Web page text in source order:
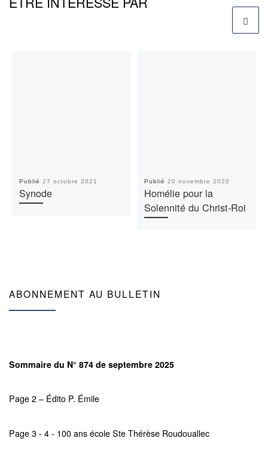
Publié 27 octobre 2021
Synode
Publié 20 novembre 2020
Homélie pour la
Solennité du Christ-Roi
ABONNEMENT AU BULLETIN
Sommaire du N° 874 de septembre 2025
Page 2 – Édito P. Émile
Page 3 - 4 - 100 ans école Ste Thérèse Roudouallec